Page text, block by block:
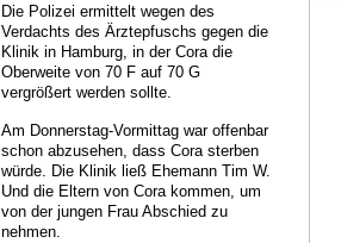
Die Polizei ermittelt wegen des
Verdachts des Ärztepfuschs gegen die
Klinik in Hamburg, in der Cora die
Oberweite von 70 F auf 70 G
vergrößert werden sollte.
Am Donnerstag-Vormittag war offenbar
schon abzusehen, dass Cora sterben
würde. Die Klinik ließ Ehemann Tim W.
Und die Eltern von Cora kommen, um
von der jungen Frau Abschied zu
nehmen.